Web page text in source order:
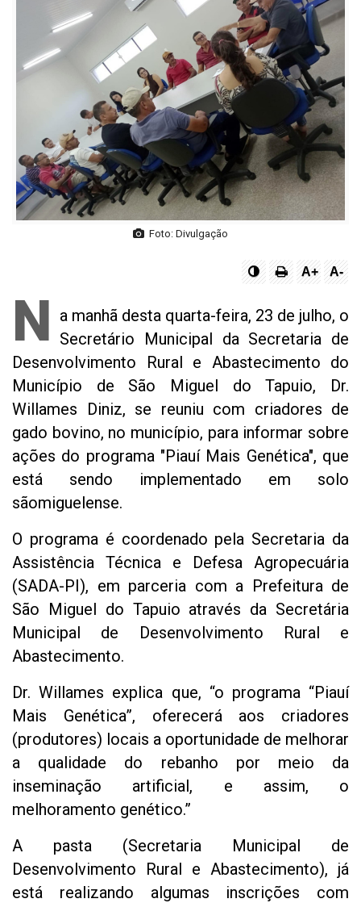
Foto: Divulgação
A+ A-
N a manhã desta quarta-feira, 23 de julho, o
Secretário Municipal da Secretaria de
Desenvolvimento Rural e Abastecimento do
Município de São Miguel do Tapuio, Dr.
Willames Diniz, se reuniu com criadores de
gado bovino, no município, para informar sobre
ações do programa "Piauí Mais Genética", que
está sendo implementado em solo
sãomiguelense.
O programa é coordenado pela Secretaria da
Assistência Técnica e Defesa Agropecuária
(SADA-PI), em parceria com a Prefeitura de
São Miguel do Tapuio através da Secretária
Municipal de Desenvolvimento Rural e
Abastecimento.
Dr. Willames explica que, “o programa “Piauí
Mais Genética”, oferecerá aos criadores
(produtores) locais a oportunidade de melhorar
a qualidade do rebanho por meio da
inseminação artificial, e assim, o
melhoramento genético.”
A pasta (Secretaria Municipal de
Desenvolvimento Rural e Abastecimento), já
está realizando algumas inscrições com